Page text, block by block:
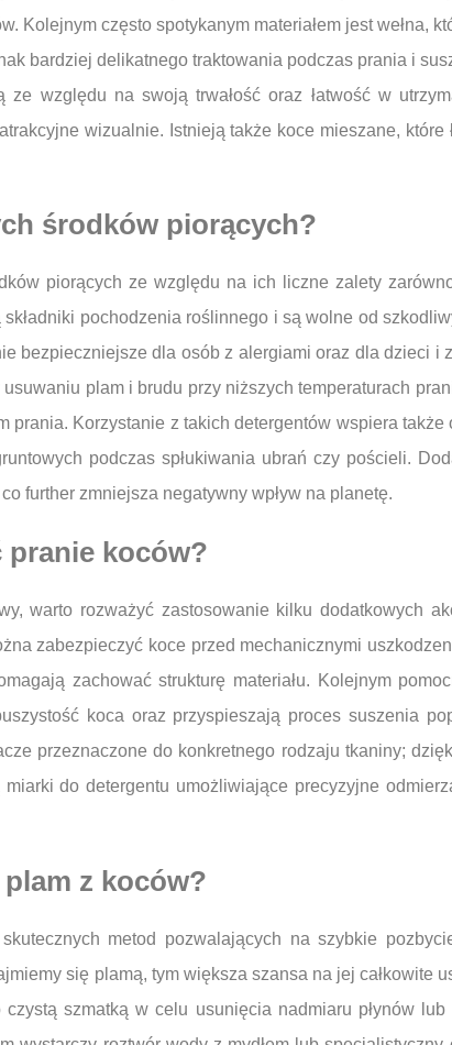
często spotykanym materiałem jest wełna,
bardziej delikatnego traktowania podczas prania i
względu na swoją trwałość oraz łatwość w
wizualnie. Istnieją także koce mieszane, które
środków piorących?
piorących ze względu na ich liczne zalety
pochodzenia roślinnego i są wolne od
bezpieczniejsze dla osób z alergiami oraz dla dzieci i
plam i brudu przy niższych temperaturach
Korzystanie z takich detergentów wspiera
podczas spłukiwania ubrań czy pościeli.
further zmniejsza negatywny wpływ na planetę.
pranie koców?
warto rozważyć zastosowanie kilku dodatkowych
zabezpieczyć koce przed mechanicznymi
zachować strukturę materiału. Kolejnym
koca oraz przyspieszają proces suszenia
przeznaczone do konkretnego rodzaju tkaniny;
do detergentu umożliwiające precyzyjne
z koców?
metod pozwalających na szybkie
się plamą, tym większa szansa na jej całkowite
szmatką w celu usunięcia nadmiaru płynów